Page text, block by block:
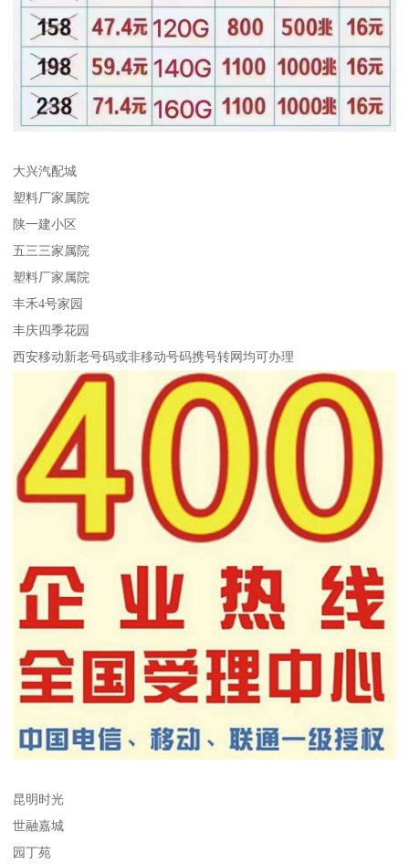
大兴汽配城
塑料厂家属院
陕一建小区
五三三家属院
塑料厂家属院
丰禾4号家园
丰庆四季花园
西安移动新老号码或非移动号码携号转网均可办理
昆明时光
世融嘉城
园丁苑